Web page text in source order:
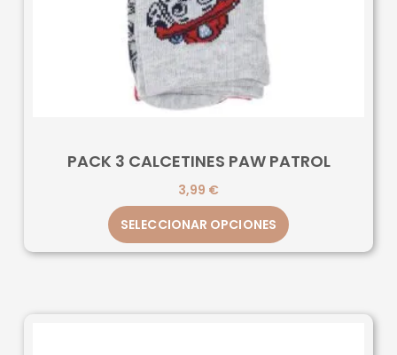
PACK 3 CALCETINES PAW PATROL
3,99 €
SELECCIONAR OPCIONES